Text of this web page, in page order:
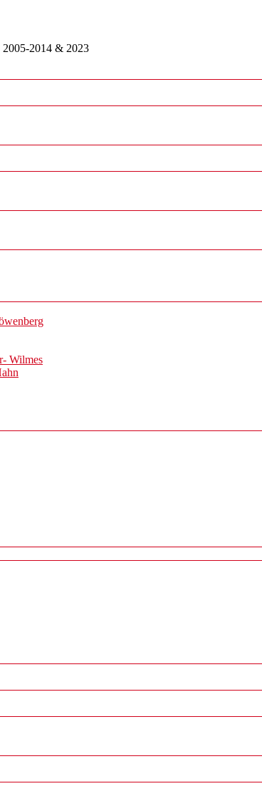
2005-2014 & 2023
Wilmes